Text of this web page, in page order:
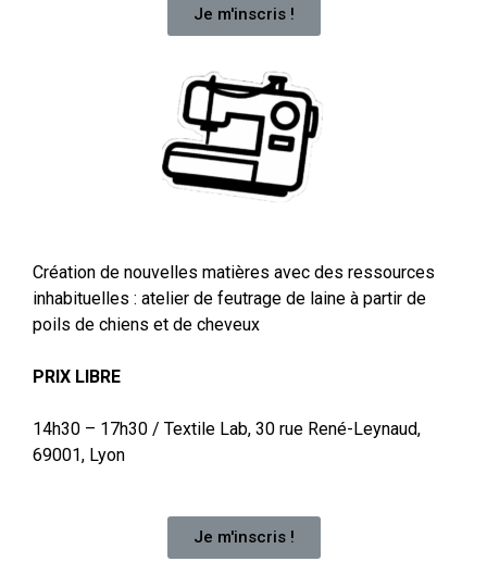
Je m'inscris !
Création de nouvelles matières avec des ressources
inhabituelles : atelier de feutrage de laine à partir de
poils de chiens et de cheveux
PRIX LIBRE
14h30 – 17h30 / Textile Lab, 30 rue René-Leynaud,
69001, Lyon
Je m'inscris !